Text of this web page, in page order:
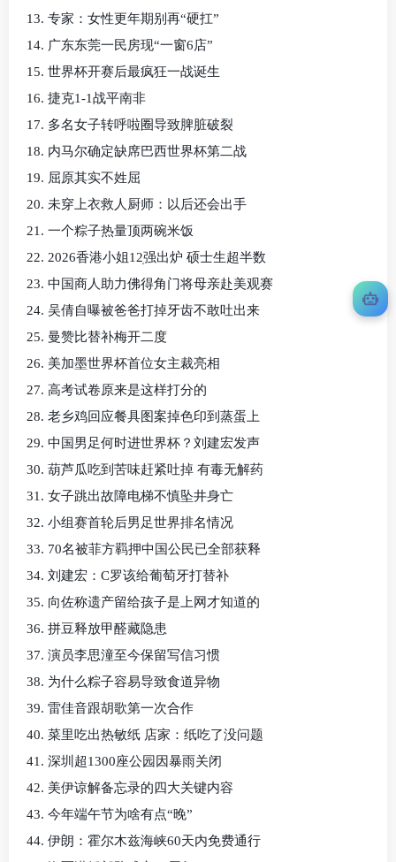
13. 专家：女性更年期别再“硬扛”
14. 广东东莞一民房现“一窗6店”
15. 世界杯开赛后最疯狂一战诞生
16. 捷克1-1战平南非
17. 多名女子转呼啦圈导致脾脏破裂
18. 内马尔确定缺席巴西世界杯第二战
19. 屈原其实不姓屈
20. 未穿上衣救人厨师：以后还会出手
21. 一个粽子热量顶两碗米饭
22. 2026香港小姐12强出炉 硕士生超半数
23. 中国商人助力佛得角门将母亲赴美观赛
24. 吴倩自曝被爸爸打掉牙齿不敢吐出来
25. 曼赞比替补梅开二度
26. 美加墨世界杯首位女主裁亮相
27. 高考试卷原来是这样打分的
28. 老乡鸡回应餐具图案掉色印到蒸蛋上
29. 中国男足何时进世界杯？刘建宏发声
30. 葫芦瓜吃到苦味赶紧吐掉 有毒无解药
31. 女子跳出故障电梯不慎坠井身亡
32. 小组赛首轮后男足世界排名情况
33. 70名被菲方羁押中国公民已全部获释
34. 刘建宏：C罗该给葡萄牙打替补
35. 向佐称遗产留给孩子是上网才知道的
36. 拼豆释放甲醛藏隐患
37. 演员李思潼至今保留写信习惯
38. 为什么粽子容易导致食道异物
39. 雷佳音跟胡歌第一次合作
40. 菜里吃出热敏纸 店家：纸吃了没问题
41. 深圳超1300座公园因暴雨关闭
42. 美伊谅解备忘录的四大关键内容
43. 今年端午节为啥有点“晚”
44. 伊朗：霍尔木兹海峡60天内免费通行